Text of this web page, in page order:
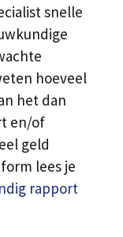
snelle
hoeveel
het dan
en/of
geld
lees je
rapport